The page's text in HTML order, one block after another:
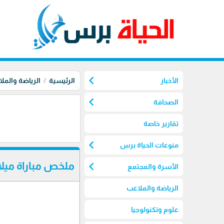
الأخبار chevron_left
الصحافة chevron_left
تقارير خاصة
منوعات الحياة برس chevron_left
الأسرة والمجتمع chevron_left
الرياضة والملاعب
علوم وتكنولوجيا
الرئيسية الرياضة
ملخص مباراة